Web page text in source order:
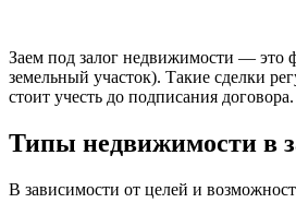
Заем под залог недвижимости — это
земельный участок). Такие сделки
стоит учесть до подписания договора.
Типы недвижимости в
В зависимости от целей и